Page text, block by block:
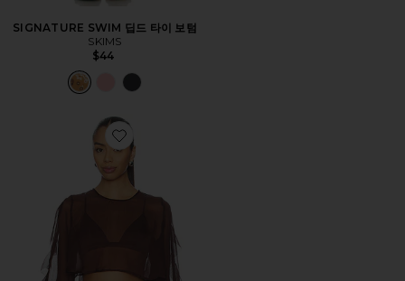
SIGNATURE SWIM 딥드 타이 보텀
SKIMS
$44
Favorite THOMA 셔츠